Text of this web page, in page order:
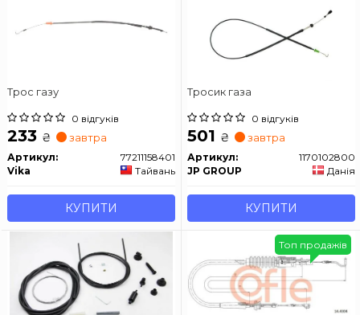
Трос газу
0 відгуків
233 ₴ завтра
Артикул:
77211158401
Vika
Тайвань
КУПИТИ
Тросик газа
0 відгуків
501 ₴ завтра
Артикул:
1170102800
JP GROUP
Данія
КУПИТИ
Топ продажів